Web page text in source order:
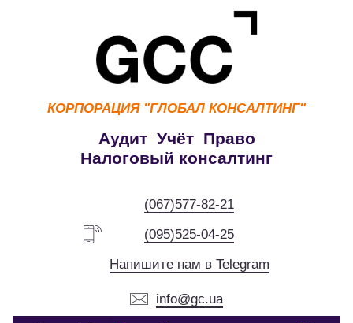
КОРПОРАЦИЯ "ГЛОБАЛ КОНСАЛТИНГ"
Аудит Учёт Право
Налоговый консалтинг
(067)577-82-21
(095)525-04-25
Напишите нам в Telegram
info@gc.ua